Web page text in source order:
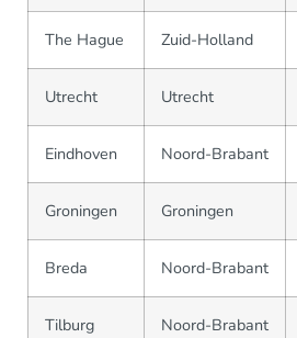
The Hague Zuid-Holland
Utrecht Utrecht
Eindhoven Noord-Brabant
Groningen Groningen
Breda Noord-Brabant
Tilburg Noord-Brabant